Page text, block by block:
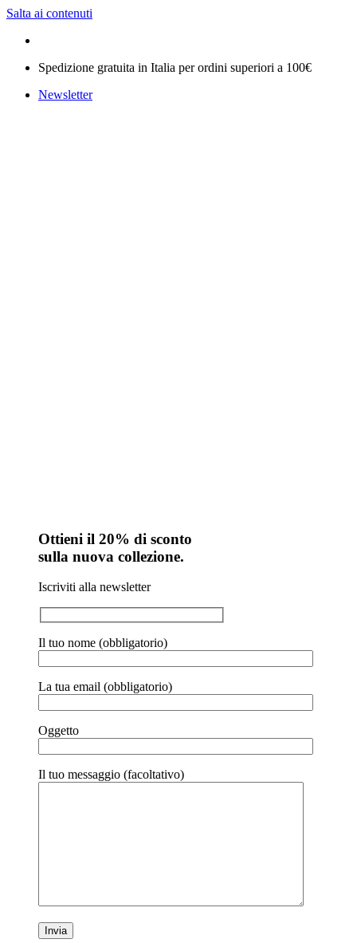
Salta ai contenuti
Spedizione gratuita in Italia per ordini superiori a 100€
Newsletter
Ottieni il 20% di sconto
sulla nuova collezione.
Iscriviti alla newsletter
Il tuo nome (obbligatorio)
La tua email (obbligatorio)
Oggetto
Il tuo messaggio (facoltativo)